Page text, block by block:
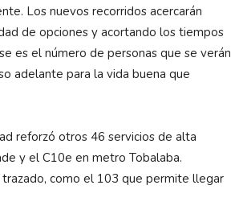
Los nuevos recorridos acercarán
de opciones y acortando los tiempos
es el número de personas que se verán
adelante para la vida buena que
reforzó otros 46 servicios de alta
y el C10e en metro Tobalaba.
como el 103 que permite llegar